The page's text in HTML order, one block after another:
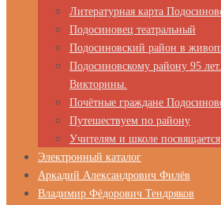
Литературная карта
Подосиновец театральный
Подосиновский район в
Подосиновскому району 95
Викторины.
Почётные граждане
Путешествуем по району
Учителям и школе посвящается
Электронный каталог
Аркадий Александрович Филёв
Владимир Фёдорович Тендряков